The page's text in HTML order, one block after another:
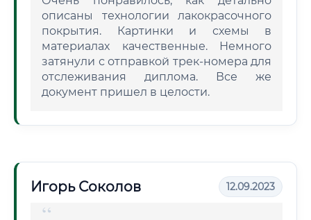
описаны технологии лакокрасочного
покрытия. Картинки и схемы в
материалах качественные. Немного
затянули с отправкой трек-номера для
отслеживания диплома. Все же
документ пришел в целости.
Игорь Соколов 12.09.2023